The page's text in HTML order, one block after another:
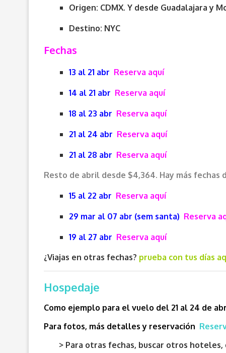
Origen: CDMX. Y desde Guadalajara y
Destino: NYC
Fechas
13 al 21 abr Reserva aquí
14 al 21 abr Reserva aquí
18 al 23 abr Reserva aquí
21 al 24 abr Reserva aquí
21 al 28 abr Reserva aquí
Resto de abril desde $4,364. Hay más fechas
15 al 22 abr Reserva aquí
29 mar al 07 abr (sem santa) Reserva
19 al 27 abr Reserva aquí
¿Viajas en otras fechas? prueba con tus días
Hospedaje
Como ejemplo para el vuelo del 21 al 24 de
Para fotos, más detalles y reservación
> Para otras fechas, buscar otros